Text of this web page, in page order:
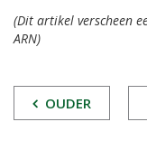
(Dit artikel verscheen
ARN)
POST
OUDER